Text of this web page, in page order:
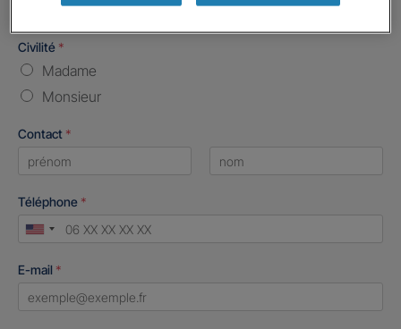
Non
Civilité *
Madame
Monsieur
Contact *
Téléphone *
United
+1
E-mail *